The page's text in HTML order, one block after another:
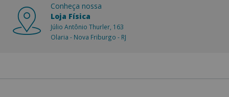
Conheça nossa
Loja Física
Júlio Antônio Thurler, 163
Olaria - Nova Friburgo - RJ